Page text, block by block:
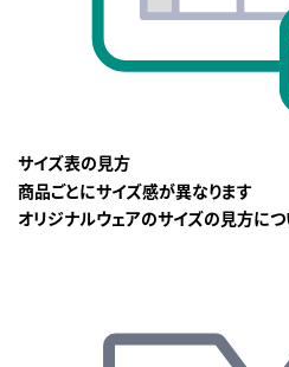
サイズ表の見方
商品ごとにサイズ感が異なります
オリジナルウェアのサイズの見方につ